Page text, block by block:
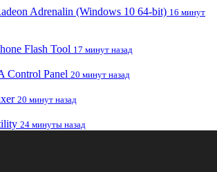
Adrenalin (Windows 10 64-bit) 16 минут
Flash Tool 17 минут назад
Control Panel 20 минут назад
20 минут назад
24 минуты назад